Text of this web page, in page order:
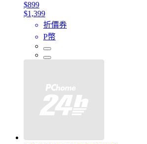
$899
$1,399
折價券
P幣